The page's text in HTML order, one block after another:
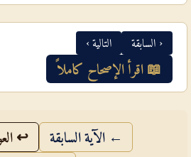
‹ السابقة التالية ›
📖 اقرأ الإصحاح كاملاً
← الآية السابقة ↩